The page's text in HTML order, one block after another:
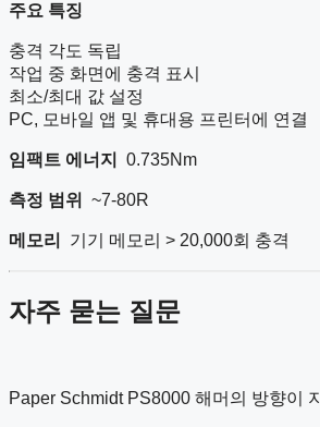
주요 특징
충격 각도 독립
작업 중 화면에 충격 표시
최소/최대 값 설정
PC, 모바일 앱 및 휴대용 프린터에 연결
임팩트 에너지 0.735Nm
측정 범위 ~7-80R
메모리 기기 메모리 > 20,000회 충격
자주 묻는 질문
Paper Schmidt PS8000 해머의 방향이